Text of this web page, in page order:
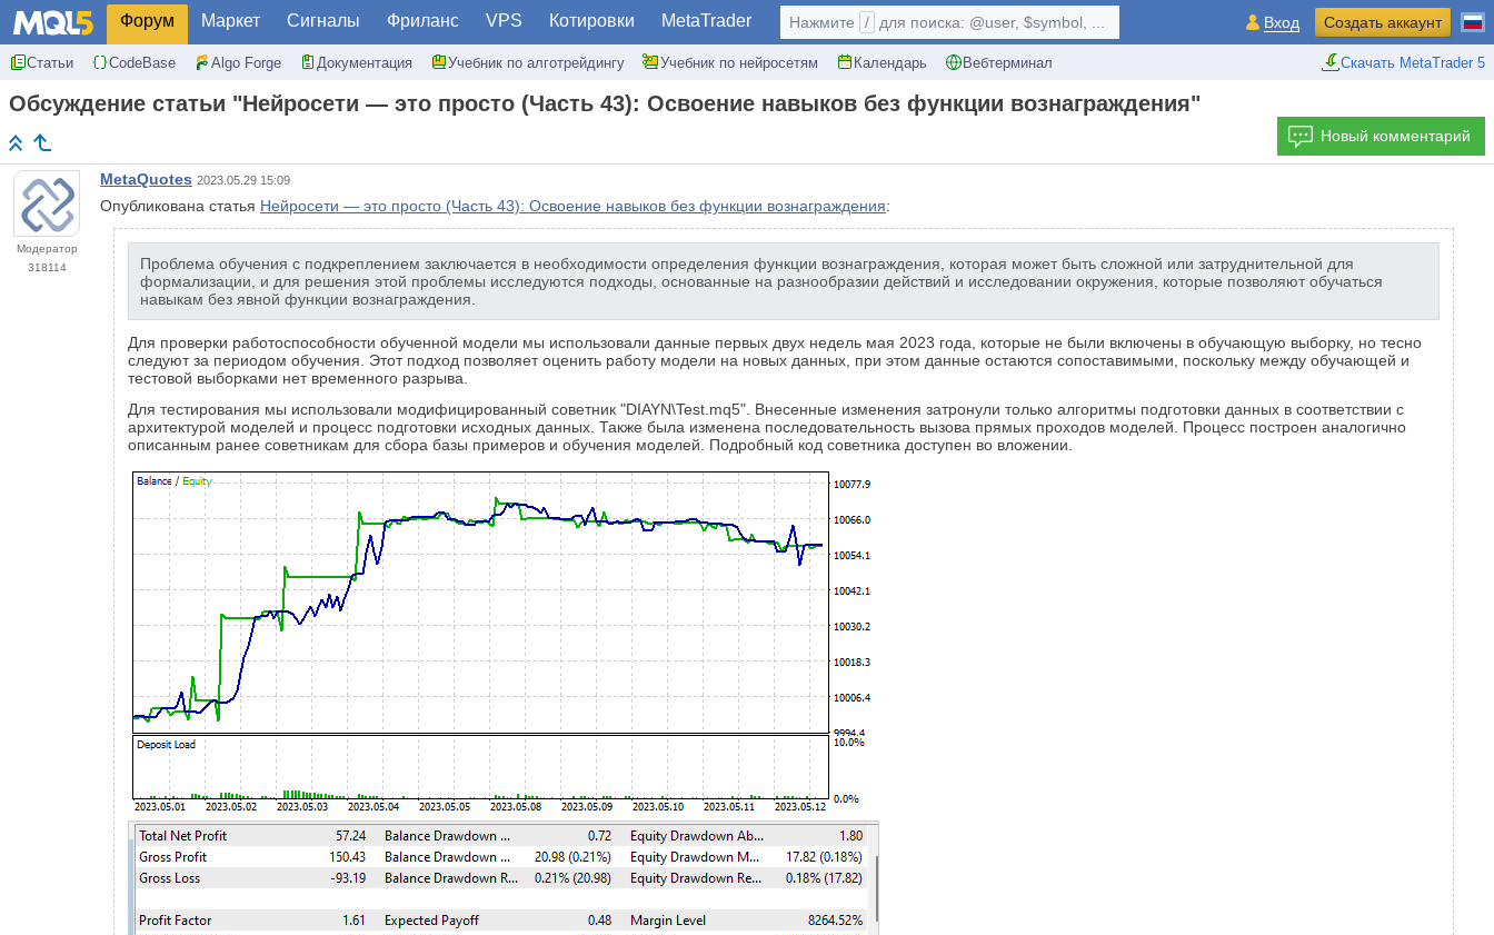
Форум Маркет Сигналы Фриланс VPS Котировки MetaTrader
Статьи CodeBase Algo Forge Документация Учебник по алготрейдингу Учебник по нейросетям Календарь Вебтерминал Скачать MetaTrader 5
Нажмите / для поиска: @user, $symbol, ... Вход Создать аккаунт
Обсуждение статьи "Нейросети — это просто (Часть 43): Освоение навыков без функции вознаграждения"
Новый комментарий
Модератор
318114
MetaQuotes 2023.05.29 15:09
Опубликована статья Нейросети — это просто (Часть 43): Освоение навыков без функции вознаграждения:
Проблема обучения с подкреплением заключается в необходимости определения функции вознаграждения, которая может быть сложной или затруднительной для
формализации, и для решения этой проблемы исследуются подходы, основанные на разнообразии действий и исследовании окружения, которые позволяют обучаться
навыкам без явной функции вознаграждения.
Для проверки работоспособности обученной модели мы использовали данные первых двух недель мая 2023 года, которые не были включены в обучающую выборку, но тесно
следуют за периодом обучения. Этот подход позволяет оценить работу модели на новых данных, при этом данные остаются сопоставимыми, поскольку между обучающей и
тестовой выборками нет временного разрыва.
Для тестирования мы использовали модифицированный советник "DIAYN\Test.mq5". Внесенные изменения затронули только алгоритмы подготовки данных в соответствии с
архитектурой моделей и процесс подготовки исходных данных. Также была изменена последовательность вызова прямых проходов моделей. Процесс построен аналогично
описанным ранее советникам для сбора базы примеров и обучения моделей. Подробный код советника доступен во вложении.